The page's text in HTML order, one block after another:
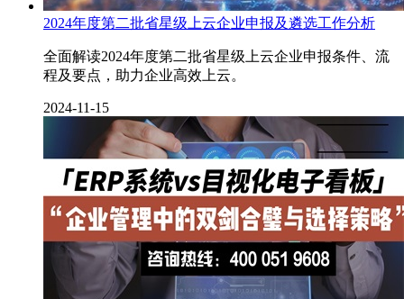
2024年度第二批省星级上云企业申报及遴选工作分析
全面解读2024年度第二批省星级上云企业申报条件、流
程及要点，助力企业高效上云。
2024-11-15